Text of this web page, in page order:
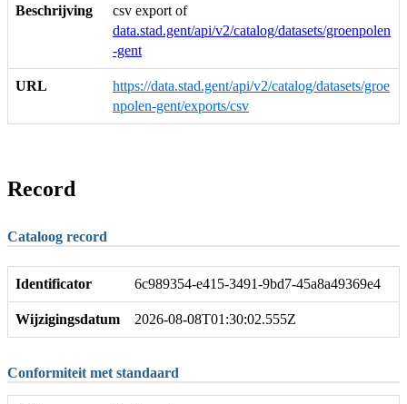
Beschrijving
csv export of
data.stad.gent/api/v2/catalog/datasets/groenpolen
-gent
URL
https://data.stad.gent/api/v2/catalog/datasets/groe
npolen-gent/exports/csv
Record
Cataloog record
Identificator 6c989354-e415-3491-9bd7-45a8a49369e4
Wijzigingsdatum 2026-08-08T01:30:02.555Z
Conformiteit met standaard